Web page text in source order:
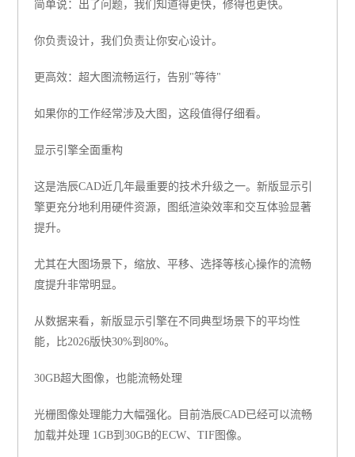
简单说： 出了问题，我们知道得更快，修得也更快。
你负责设计，我们负责让你安心设计。
更高效：超大图流畅运行，告别"等待"
如果你的工作经常涉及大图，这段值得仔细看。
显示引擎全面重构
这是浩辰CAD近几年最重要的技术升级之一。新版显示引
擎更充分地利用硬件资源，图纸渲染效率和交互体验显著
提升。
尤其在大图场景下，缩放、平移、选择等核心操作的流畅
度提升非常明显。
从数据来看，新版显示引擎在不同典型场景下的平均性
能，
比2026版快30%到80%。
30GB超大图像，也能流畅处理
光栅图像处理能力大幅强化。目前浩辰CAD已经可以流畅
加载并处理 1GB到30GB的ECW、TIF图像。